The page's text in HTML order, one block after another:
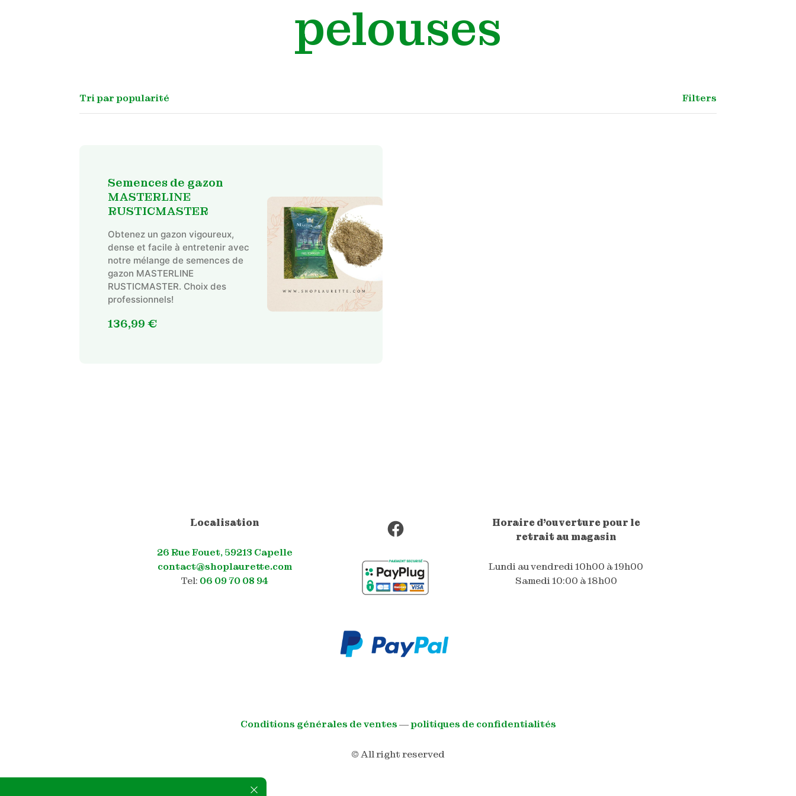
pelouses
Filters
Semences de gazon
MASTERLINE
RUSTICMASTER
Obtenez un gazon vigoureux,
dense et facile à entretenir avec
notre mélange de semences de
gazon MASTERLINE
RUSTICMASTER. Choix des
professionnels!
136,99 €
Localisation
26 Rue Fouet, 59213 Capelle
contact@shoplaurette.com
Tel: 06 09 70 08 94
Facebook
Horaire d'ouverture pour le
retrait au magasin
Lundi au vendredi 10h00 à 19h00
Samedi 10:00 à 18h00
Conditions générales de ventes―politiques de confidentialités
© All right reserved